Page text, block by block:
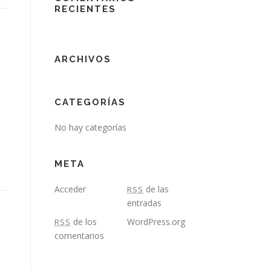
RECIENTES
ARCHIVOS
CATEGORÍAS
No hay categorías
META
Acceder RSS de las
entradas
RSS de los
comentarios
WordPress.org